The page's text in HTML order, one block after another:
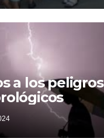
a los peligros